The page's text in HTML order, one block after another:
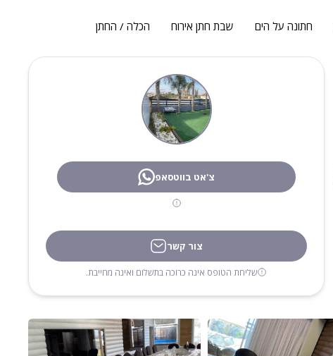
חתונה על הים שבת חתן אירוח הכלה / החתן
צ'אט בווטסאפ
צור קשר
שליחת הטופס אינה כרוכה בתשלום ואינה מחייבת.